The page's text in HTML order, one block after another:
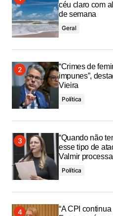
céu claro com
de semana
Geral
“Crimes de
impunes”,
Vieira
Política
“Quando não
esse tipo de
Valmir
Política
“A CPI